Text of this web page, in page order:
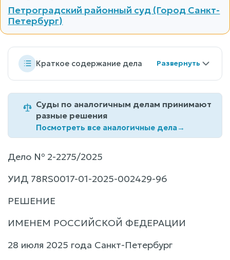
Петроградский районный суд (Город Санкт-
Петербург)
Краткое содержание дела
Суды по аналогичным делам принимают
разные решения
Посмотреть все аналогичные дела→
Дело № 2-2275/2025
УИД 78RS0017-01-2025-002429-96
РЕШЕНИЕ
ИМЕНЕМ РОССИЙСКОЙ ФЕДЕРАЦИИ
28 июля 2025 года Санкт-Петербург